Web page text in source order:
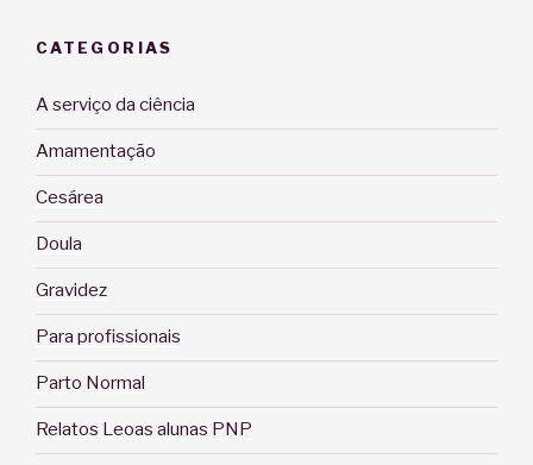
CATEGORIAS
A serviço da ciência
Amamentação
Cesárea
Doula
Gravidez
Para profissionais
Parto Normal
Relatos Leoas alunas PNP